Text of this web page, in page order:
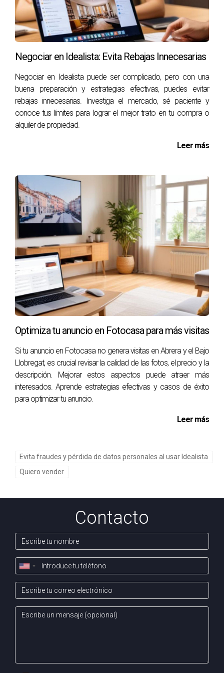
La prevención es clave cuando se trata de evitar fraudes
en plataformas como Idealista. Aquí hay algunos consejos
útiles:
Investiga al anunciante:Busca referencias o
comentarios sobre ellos en línea antes de proceder.
Visita siempre la propiedad:
No realices pagos sin
haber visto el inmueble personalmente.
No compartas información personal innecesaria:
Mantén tu información personal privada hasta estar
reconocidas.
Mantente informado:
Lee guías sobre cómo
detectar fraudes inmobiliarios y mantente actualizado
sobre las últimas tácticas utilizadas por los
estafadores.
"La educación es tu mejor defensa contra las
estafas inmobiliarias."
PREGUNTAS FRECUENTES
¿Qué debo hacer si he perdido dinero debido a
una estafa?
Contacta a tu banco inmediatamente y presenta una
denuncia ante las autoridades locales.
¿Idealista tiene algún mecanismo para reportar
fraudes?
Sí, puedes reportar anuncios sospechosos directamente
No es recomendable; siempre verifica primero la
inmobiliario es legítimo?
Verifica sus credenciales y busca opiniones o referencias
online.
¿Puedo recuperar mi dinero si fui víctima de
una estafa?
Depende del método de pago utilizado; consulta con tu
banco y considera buscar asesoría legal. En conclusión,
actuar con precaución y no dudar en buscar ayuda si
Negociar en Idealista: Evita Rebajas Innecesarias
Negociar en Idealista puede ser complicado, pero con una
buena preparación y estrategias efectivas, puedes evitar
rebajas innecesarias. Investiga el mercado, sé paciente y
conoce tus límites para lograr el mejor trato en tu compra o
alquiler de propiedad.
Leer más
Optimiza tu anuncio en Fotocasa para más visitas
Si tu anuncio en Fotocasa no genera visitas en Abrera y el Bajo
Llobregat, es crucial revisar la calidad de las fotos, el precio y la
descripción. Mejorar estos aspectos puede atraer más
interesados. Aprende estrategias efectivas y casos de éxito
para optimizar tu anuncio.
Leer más
Evita fraudes y pérdida de datos personales al usar Idealista
Quiero vender
Contacto